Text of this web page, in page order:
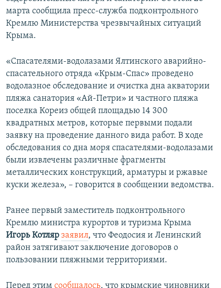
ПРОПАВШИЕ БЕЗ ВЕСТИ
ПОБЕДИТЕЛЕЙ НЕ СУДЯТ?
УКРАИНСКАЯ ПРОБЛЕМА КРЫМА
Qırımtatar
ПРИСОЕДИНЯЙТЕСЬ!
Все сайты RFE/RL
марта сообщила пресс-служба подконтрольного
Кремлю Министерства чрезвычайных ситуаций
Крыма.
«Спасателями-водолазами Ялтинского аварийно-
спасательного отряда «Крым-Спас» проведено
водолазное обследование и очистка дна акватории
пляжа санатория «Ай-Петри» и частного пляжа
поселка Кореиз общей площадью 14 300
квадратных метров, которые первыми подали
заявку на проведение данного вида работ. В ходе
обследования со дна моря спасателями-водолазами
были извлечены различные фрагменты
металлических конструкций, арматуры и ржавые
куски железа», – говорится в сообщении ведомства.
Ранее первый заместитель подконтрольного
Кремлю министра курортов и туризма Крыма
Игорь Котляр заявил, что Феодосия и Ленинский
район затягивают заключение договоров о
пользовании пляжными территориям​и.
Перед этим сообщалось, что крымские чиновники